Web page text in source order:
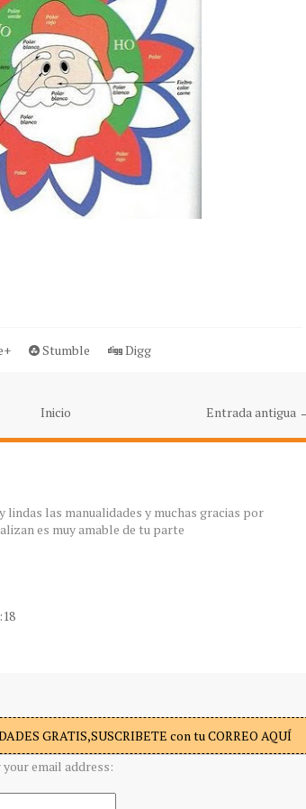
Stumble Digg
Entrada antigua
Inicio
lindas las manualidades y muchas gracias por
es muy amable de tu parte
GRATIS,SUSCRIBETE con tu CORREO AQUÍ
email address: